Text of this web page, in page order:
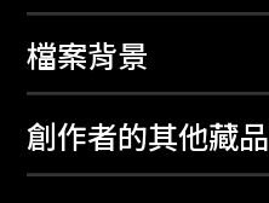
檔案背景
創作者的其他藏品